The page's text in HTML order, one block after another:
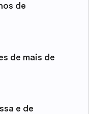
de
de mais de
e de